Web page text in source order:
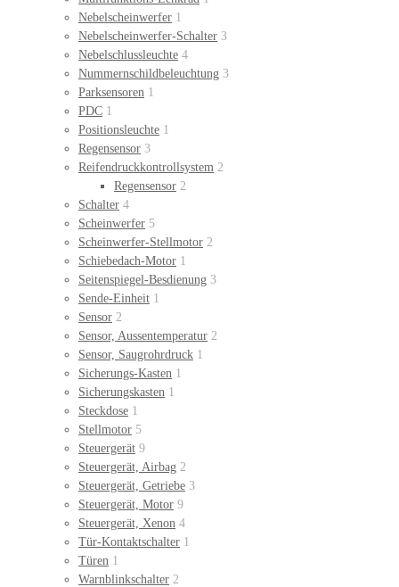
Nebelscheinwerfer 1
Nebelscheinwerfer-Schalter 3
Nebelschlussleuchte 4
Nummernschildbeleuchtung 3
Parksensoren 1
PDC 1
Positionsleuchte 1
Regensensor 3
Reifendruckkontrollsystem 2
Regensensor 2
Schalter 4
Scheinwerfer 5
Scheinwerfer-Stellmotor 2
Schiebedach-Motor 1
Seitenspiegel-Besdienung 3
Sende-Einheit 1
Sensor 2
Sensor, Aussentemperatur 2
Sensor, Saugrohrdruck 1
Sicherungs-Kasten 1
Sicherungskasten 1
Steckdose 1
Stellmotor 5
Steuergerät 9
Steuergerät, Airbag 2
Steuergerät, Getriebe 3
Steuergerät, Motor 9
Steuergerät, Xenon 4
Tür-Kontaktschalter 1
Türen 1
Warnblinkschalter 2